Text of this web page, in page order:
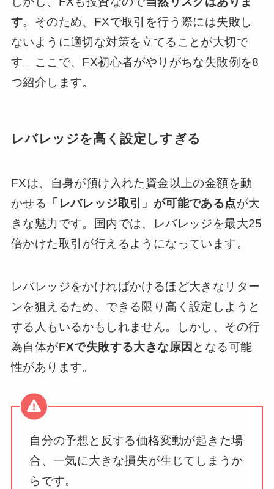
す。そのため、FXで取引を行う際には失敗し
ないように適切な対策を立てることが大切で
す。ここで、FX初心者がやりがちな失敗例を8
つ紹介します。
レバレッジを高く設定しすぎる
FXは、自身が預け入れた資金以上の金額を動
かせる
「レバレッジ取引」が可能である点が大
きな魅力です。国内では、レバレッジを最大25
倍かけた取引が行えるようになっています。
レバレッジをかければかけるほど大きなリター
ンを狙えるため、できる限り高く設定しようと
する人もいるかもしれません。しかし、その行
為自体がFXで失敗する大きな原因 となる可能
性があります。
自分の予想と反する価格変動が起きた場
合、一気に大きな損失が生じてしまうか
らです。